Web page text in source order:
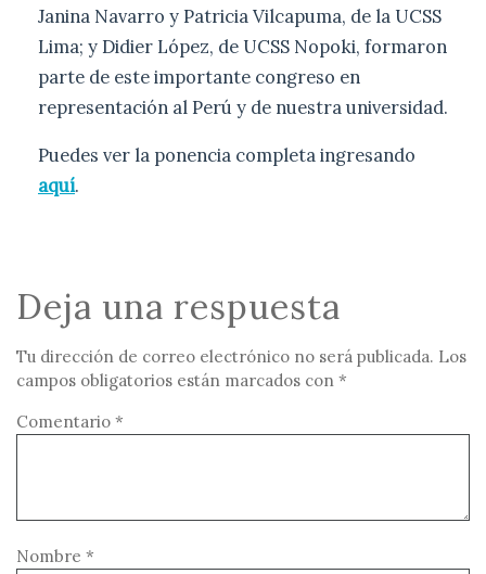
Janina Navarro y Patricia Vilcapuma, de la UCSS
Lima; y Didier López, de UCSS Nopoki, formaron
parte de este importante congreso en
representación al Perú y de nuestra universidad.
Puedes ver la ponencia completa ingresando
aquí.
Deja una respuesta
Tu dirección de correo electrónico no será publicada. Los
campos obligatorios están marcados con *
Comentario *
Nombre *